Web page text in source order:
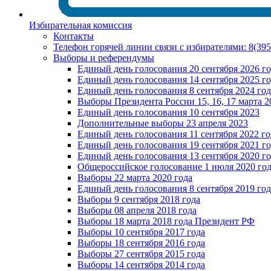
Избирательная комиссия
Контакты
Телефон горячей линии связи с избирателями:
Выборы и референдумы
Единый день голосования 20 сентября 2026
Единый день голосования 14 сентября 2025
Единый день голосования 8 сентября 2024
Выборы Президента России 15, 16, 17 марта
Единый день голосования 10 сентября 2023
Дополнительные выборы 23 апреля 2023
Единый день голосования 11 сентября 2022
Единый день голосования 19 сентября 2021
Единый день голосования 13 сентября 2020
Общероссийское голосование 1 июля 2020
Выборы 22 марта 2020 года
Единый день голосования 8 сентября 2019
Выборы 9 сентября 2018 года
Выборы 08 апреля 2018 года
Выборы 18 марта 2018 года Президент РФ
Выборы 10 сентября 2017 года
Выборы 18 сентября 2016 года
Выборы 27 сентября 2015 года
Выборы 14 сентября 2014 года